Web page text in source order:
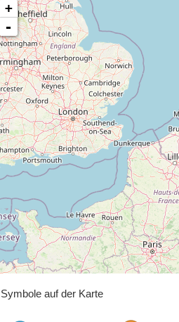
+
-
Symbole auf der Karte